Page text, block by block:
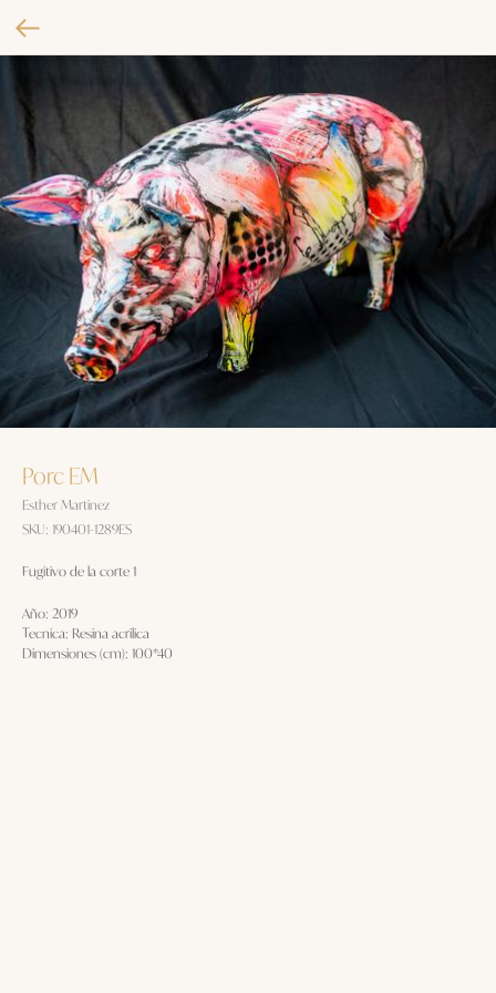
Porc EM
Esther Martinez
SKU: 190401-1289ES
Fugitivo de la corte 1
Año: 2019
Tecnica: Resina acrilica
Dimensiones (cm): 100*40